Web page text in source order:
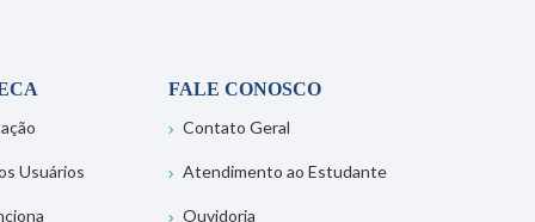
Usuários
FALE CONOSCO
Contato Geral
Atendimento ao Estudante
Ouvidoria